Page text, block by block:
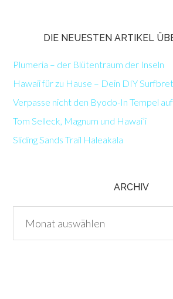
DIE NEUESTEN ARTIKEL
Plumeria – der Blütentraum der Inseln
Hawaii für zu Hause – Dein DIY
Verpasse nicht den Byodo-In Tempel auf
Tom Selleck, Magnum und Hawai’i
Sliding Sands Trail Haleakala
ARCHIV